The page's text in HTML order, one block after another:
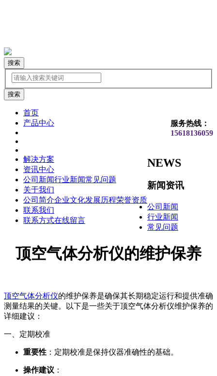
搜索
服务热线：
15618136059
首页
产品中心
解决方案
资讯中心
公司新闻行业新闻常见问题
关于我们
公司简介企业文化发展历程荣誉资质
联系我们
联系方式在线留言
NEWS
新闻资讯
公司新闻
行业新闻
常见问题
顶空气体分析仪的维护保养
顶空气体分析仪的维护保养是确保其长期稳定运行和提供准确
测量结果的关键。以下是一些关于顶空气体分析仪维护保养的
详细建议：
一、定期校准
重要性 ：定期校准是保持仪器准确性的基础。
操作建议 ：